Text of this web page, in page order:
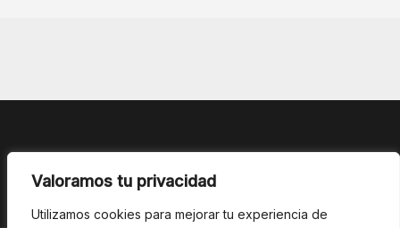
Valoramos tu privacidad
Utilizamos cookies para mejorar tu experiencia de